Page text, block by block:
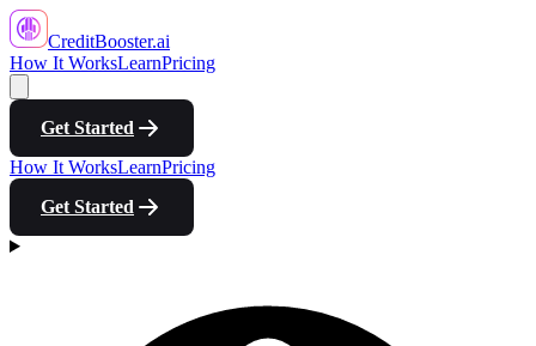
CreditBooster.ai
How It WorksLearnPricing
Get Started
How It WorksLearnPricing
Get Started